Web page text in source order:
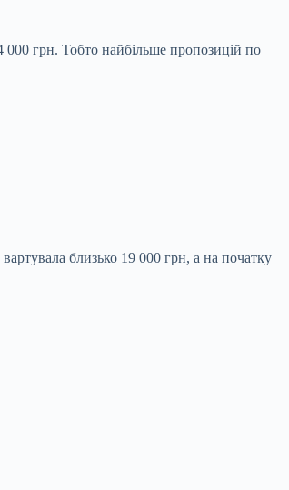
грн. Тобто найбільше пропозицій по
близько 19 000 грн, а на початку